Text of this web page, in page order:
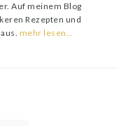
Auf meinem Blog
Rezepten und
mehr lesen…